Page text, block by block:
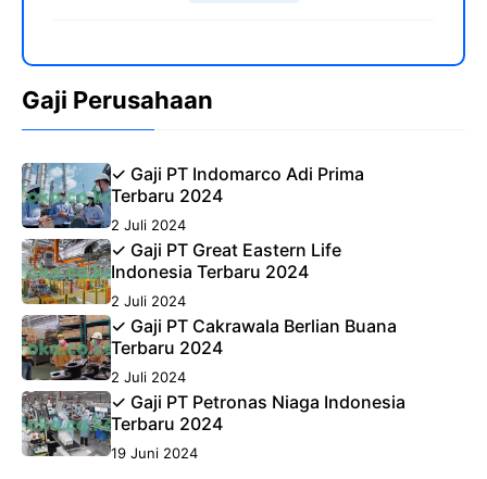
Gaji Perusahaan
✓ Gaji PT Indomarco Adi Prima
Terbaru 2024
2 Juli 2024
✓ Gaji PT Great Eastern Life
Indonesia Terbaru 2024
2 Juli 2024
✓ Gaji PT Cakrawala Berlian Buana
Terbaru 2024
2 Juli 2024
✓ Gaji PT Petronas Niaga Indonesia
Terbaru 2024
19 Juni 2024